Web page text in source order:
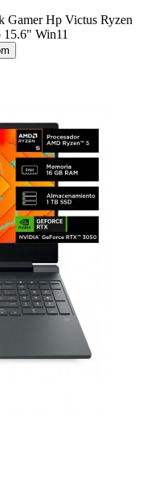
Gamer Hp Victus Ryzen
Win11